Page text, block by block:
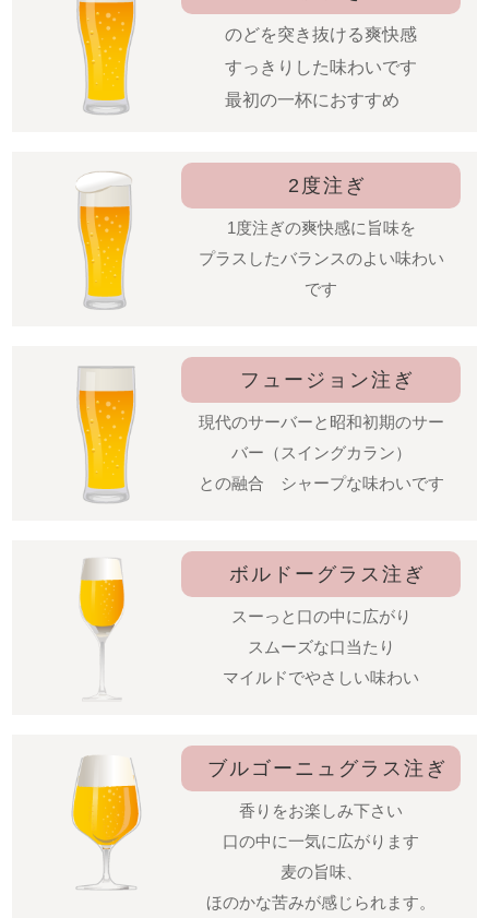
のどを突き抜ける爽快感
すっきりした味わいです
最初の一杯におすすめ
2度注ぎ
1度注ぎの爽快感に旨味を
プラスしたバランスのよい味わい
です
フュージョン注ぎ
現代のサーバーと昭和初期のサー
バー（スイングカラン）
との融合 シャープな味わいです
ボルドーグラス注ぎ
スーっと口の中に広がり
スムーズな口当たり
マイルドでやさしい味わい
ブルゴーニュグラス注ぎ
香りをお楽しみ下さい
口の中に一気に広がります
麦の旨味、
ほのかな苦みが感じられます。